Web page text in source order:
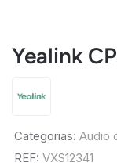
Yealink
Categorias: Audio
REF: VXS12341